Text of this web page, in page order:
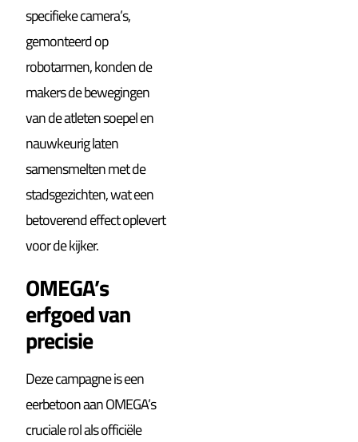
specifieke camera’s,
gemonteerd op
robotarmen, konden de
makers de bewegingen
van de atleten soepel en
nauwkeurig laten
samensmelten met de
stadsgezichten, wat een
betoverend effect oplevert
voor de kijker.
OMEGA’s
erfgoed van
precisie
Deze campagne is een
eerbetoon aan OMEGA’s
cruciale rol als officiële